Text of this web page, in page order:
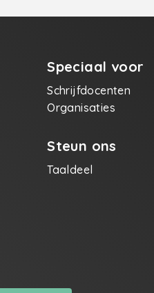
Speciaal voor
Schrijfdocenten
Organisaties
Steun ons
Taaldeel